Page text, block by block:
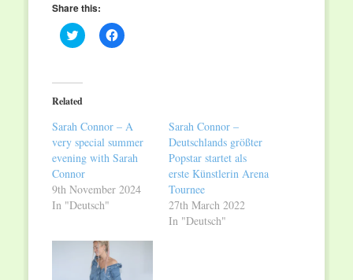
Share this:
Click
to
(Opens
in
new
Click
to
Related
Sarah Connor – A
very special summer
evening with Sarah
Connor
9th November 2024
In "Deutsch"
Sarah Connor –
Deutschlands größter
Popstar startet als
erste Künstlerin Arena
Tournee
27th March 2022
In "Deutsch"